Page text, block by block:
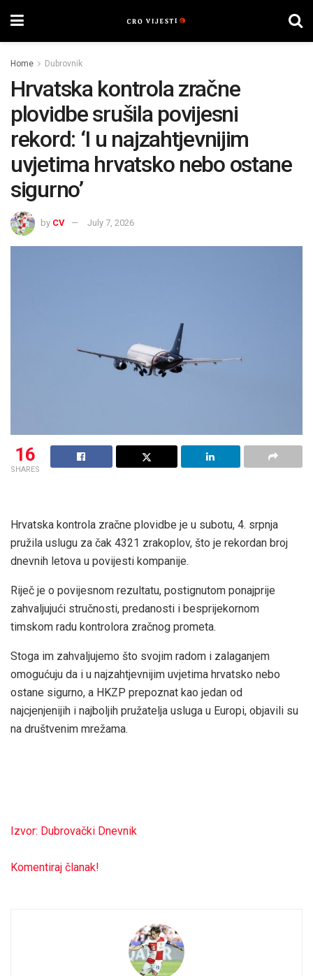
Home Dubrovnik
Hrvatska kontrola zračne
plovidbe srušila povijesni
rekord: ‘I u najzahtjevnijim
uvjetima hrvatsko nebo ostane
sigurno’
by CV July 7, 2026
16
SHARES
Hrvatska kontrola zračne plovidbe je u subotu, 4. srpnja
pružila uslugu za čak 4321 zrakoplov, što je rekordan broj
dnevnih letova u povijesti kompanije.
Riječ je o povijesnom rezultatu, postignutom ponajprije
zahvaljujući stručnosti, predanosti i besprijekornom
timskom radu kontrolora zračnog prometa.
Stoga im zahvaljujemo što svojim radom i zalaganjem
omogućuju da i u najzahtjevnijim uvjetima hrvatsko nebo
ostane sigurno, a HKZP prepoznat kao jedan od
najcjenjenijih i najboljih pružatelja usluga u Europi, objavili su
na društvenim mrežama.
Izvor: Dubrovački Dnevnik
Komentiraj članak!